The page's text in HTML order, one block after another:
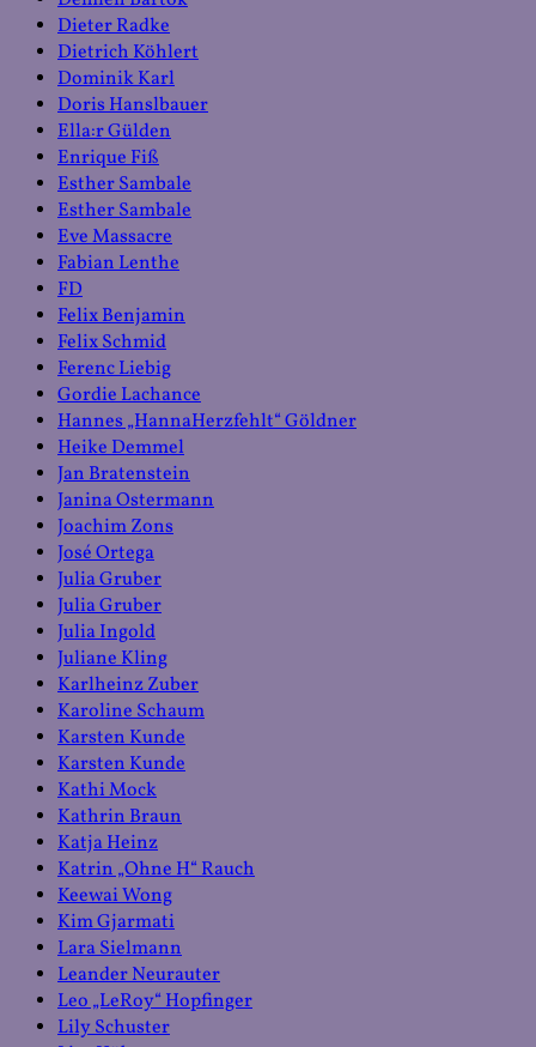
Dieter Radke
Dietrich Köhlert
Dominik Karl
Doris Hanslbauer
Ella:r Gülden
Enrique Fiß
Esther Sambale
Esther Sambale
Eve Massacre
Fabian Lenthe
FD
Felix Benjamin
Felix Schmid
Ferenc Liebig
Gordie Lachance
Hannes „HannaHerzfehlt“ Göldner
Heike Demmel
Jan Bratenstein
Janina Ostermann
Joachim Zons
José Ortega
Julia Gruber
Julia Gruber
Julia Ingold
Juliane Kling
Karlheinz Zuber
Karoline Schaum
Karsten Kunde
Karsten Kunde
Kathi Mock
Kathrin Braun
Katja Heinz
Katrin „Ohne H“ Rauch
Keewai Wong
Kim Gjarmati
Lara Sielmann
Leander Neurauter
Leo „LeRoy“ Hopfinger
Lily Schuster